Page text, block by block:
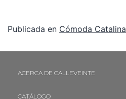
Publicada en Cómoda Catalina
ACERCA DE CALLEVEINTE
CATÁLOGO